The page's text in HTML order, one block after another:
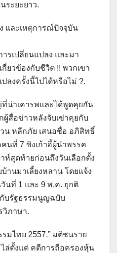
ระยะยาว.
และเหตุการณ์ปัจจุบัน
รเปลี่ยนแปลง และมา
ยวข้องกับชีวิต !! พวกเขา
ลงครั้งนี้ไปได้หรือไม่ ?.
น่าเคารพและได้พูดคุยกัน
ผู้สื่อข่าวหลังจับเข่าคุยกับ
น หลีกภัย เสนอชื่อ อภิสิทธิ์
นที่ 7 ชิงเก้าอี้ผู้นำพรรค
ห์สุดท้ายก่อนถึงวันเลือกตั้ง
านมาเลี้ยงหลาน โดยแจ้ง
นที่ 1 และ 9 พ.ค. ยุกติ
กับรัฐธรรมนูญฉบับ
วิภาษา.
มไทย 2557.” มติชนราย
ไล่ตั้งแต่ คดีการถือครองหุ้น